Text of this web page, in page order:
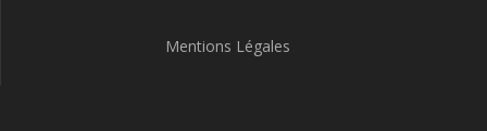
Mentions Légales